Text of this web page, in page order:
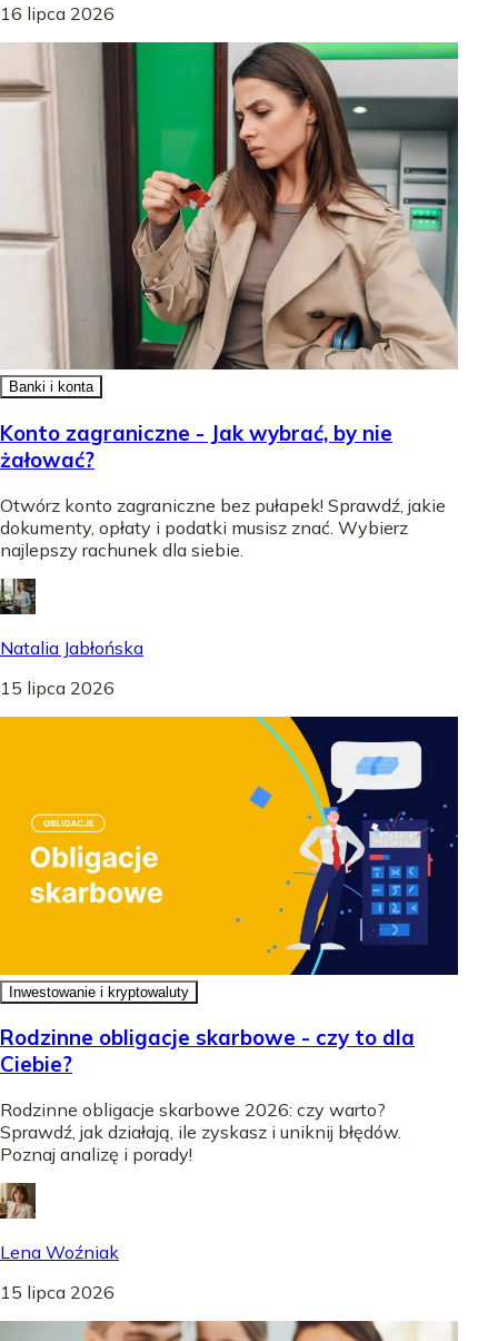
16 lipca 2026
Banki i konta
Konto zagraniczne - Jak wybrać, by nie
żałować?
Otwórz konto zagraniczne bez pułapek! Sprawdź, jakie
dokumenty, opłaty i podatki musisz znać. Wybierz
najlepszy rachunek dla siebie.
Natalia Jabłońska
15 lipca 2026
Inwestowanie i kryptowaluty
Rodzinne obligacje skarbowe - czy to dla
Ciebie?
Rodzinne obligacje skarbowe 2026: czy warto?
Sprawdź, jak działają, ile zyskasz i uniknij błędów.
Poznaj analizę i porady!
Lena Woźniak
15 lipca 2026